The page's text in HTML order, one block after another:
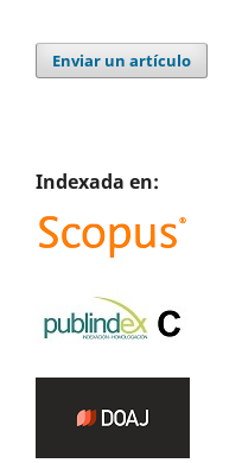
Enviar un artículo
Indexada en: